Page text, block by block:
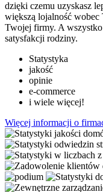
dzięki czemu uzyskasz
większą lojalność
Twojej firmy. A
satysfakcji rodziny.
Statystyka
jakość
opinie
e-commerce
i wiele więcej!
Więcej informacji o